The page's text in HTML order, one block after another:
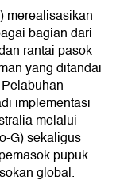
merealisasikan
bagian dari
rantai pasok
yang ditandai
implementasi
melalui
G) sekaligus
pupuk
global.